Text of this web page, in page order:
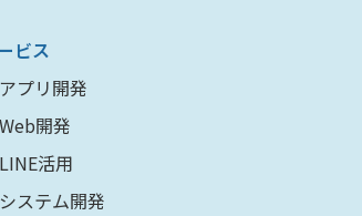
ビス
アプリ開発
Web開発
LINE活用
システム開発